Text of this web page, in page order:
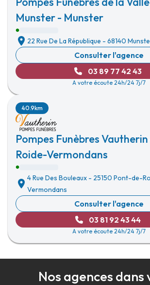
Munster - Munster
22 Rue De La République - 68140
Consulter l'agence
03 89 77 42 43
A votre écoute 24h/24 7j/7
Pompes Funèbres
Roide-Vermondans
40.9km
4 Rue Des Bouleaux - 25150 Pont-de-
Vermondans
Consulter l'agence
03 81 92 43 44
A votre écoute 24h/24 7j/7
Nos agences dans